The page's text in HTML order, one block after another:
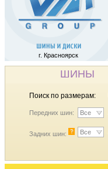
г. Красноярск
ШИНЫ
Поиск по размерам:
Передних шин: Все
Задних шин: ? Все